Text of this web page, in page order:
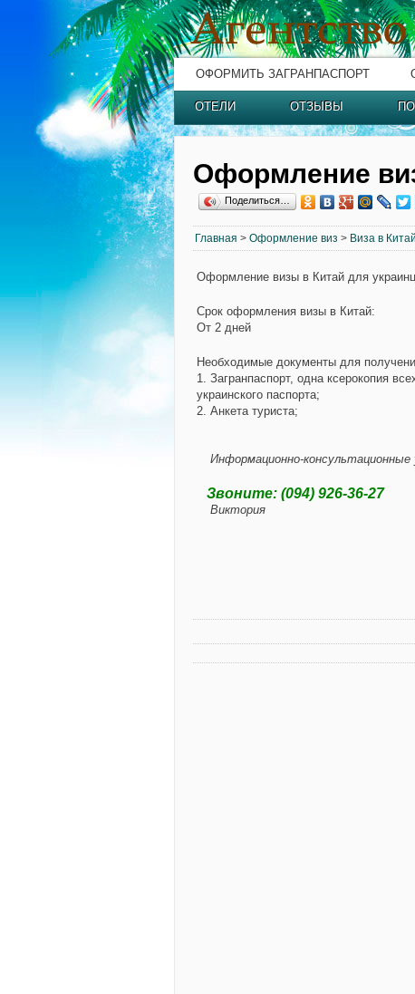
ОФОРМИТЬ ЗАГРАНПАСПОРТ
ОТЕЛИ ОТЗЫВЫ
Оформление
Поделиться…
Главная > Оформление виз > Виза в Китай
Оформление визы в Китай для
Срок оформления визы в Китай:
От 2 дней
Необходимые документы для
1. Загранпаспорт, одна ксерокопия
украинского паспорта;
2. Анкета туриста;
Информационно-
Звоните: (094) 926-36-27
Виктория